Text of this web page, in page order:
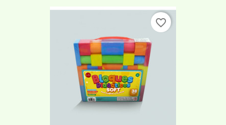
favorite_border